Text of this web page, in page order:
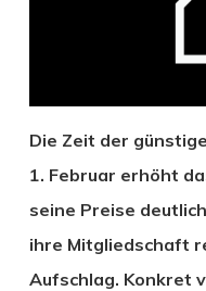
Die Zeit der
1. Februar erhöht
seine Preise
ihre Mitgliedschaft
Aufschlag. Konkret